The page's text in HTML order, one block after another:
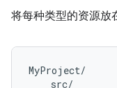
将每种类型的资源放
MyProject/
    src/